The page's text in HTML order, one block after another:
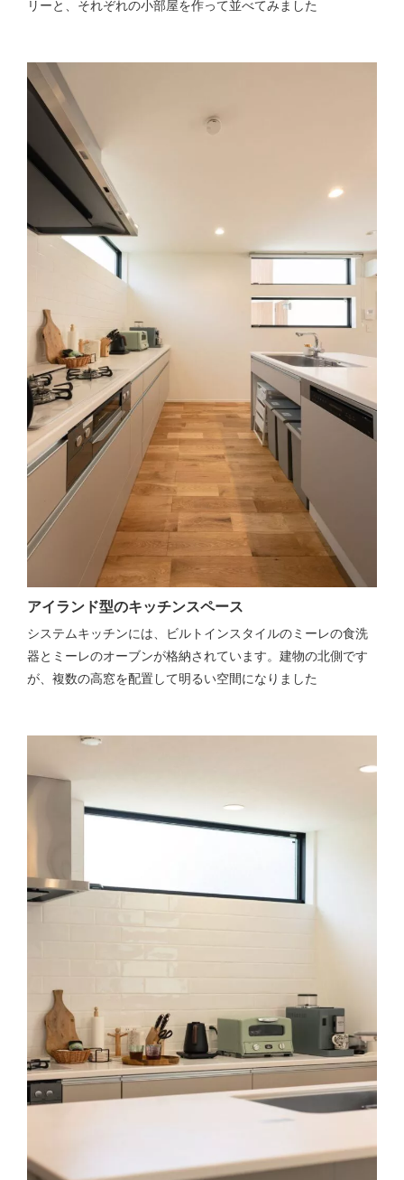
リーと、それぞれの小部屋を作って並べてみました
アイランド型のキッチンスペース
システムキッチンには、ビルトインスタイルのミーレの食洗
器とミーレのオーブンが格納されています。建物の北側です
が、複数の高窓を配置して明るい空間になりました